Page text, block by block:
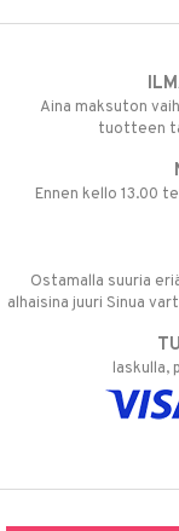
Aina maksuton
tuotteen
Ennen kello 13.00
Ostamalla suuria
alhaisina juuri Sinua
laskulla,